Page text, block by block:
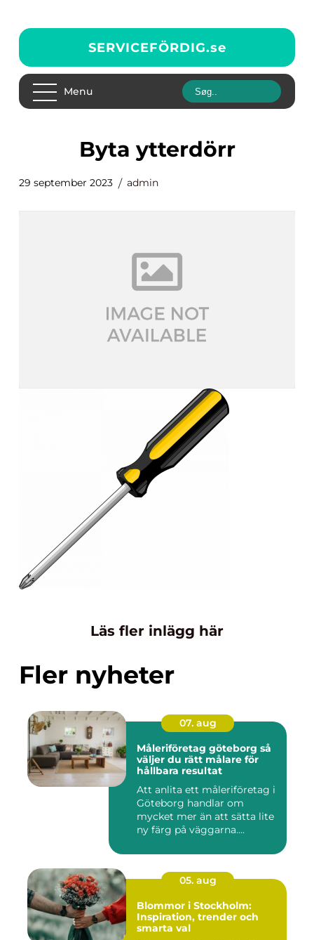
SERVICEFÖRDIG.se
Menu
byta ytterdörr
29 september 2023 admin
Läs fler inlägg här
Fler nyheter
07. aug
Måleriföretag göteborg så
väljer du rätt målare för
hållbara resultat
Att anlita ett måleriföretag i
Göteborg handlar om
mycket mer än att sätta lite
ny färg på väggarna....
05. aug
Blommor i Stockholm:
Inspiration, trender och
smarta val